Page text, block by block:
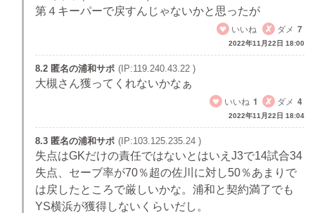
第４キーパーで戻すんじゃないかと思ったが
いいね
ダメ 7
2022年11月22日 18:00
8.2 匿名の浦和サポ (IP:119.240.43.22 )
大槻さん獲ってくれないかなぁ
いいね 1 ダメ 4
2022年11月22日 18:04
8.3 匿名の浦和サポ (IP:103.125.235.24 )
失点はGKだけの責任ではないとはいえJ3で14試合34
失点、セーブ率が70％超の佐川に対し50％あまりで
は戻したところで厳しいかな。浦和と契約満了でも
YS横浜が獲得しないくらいだし。